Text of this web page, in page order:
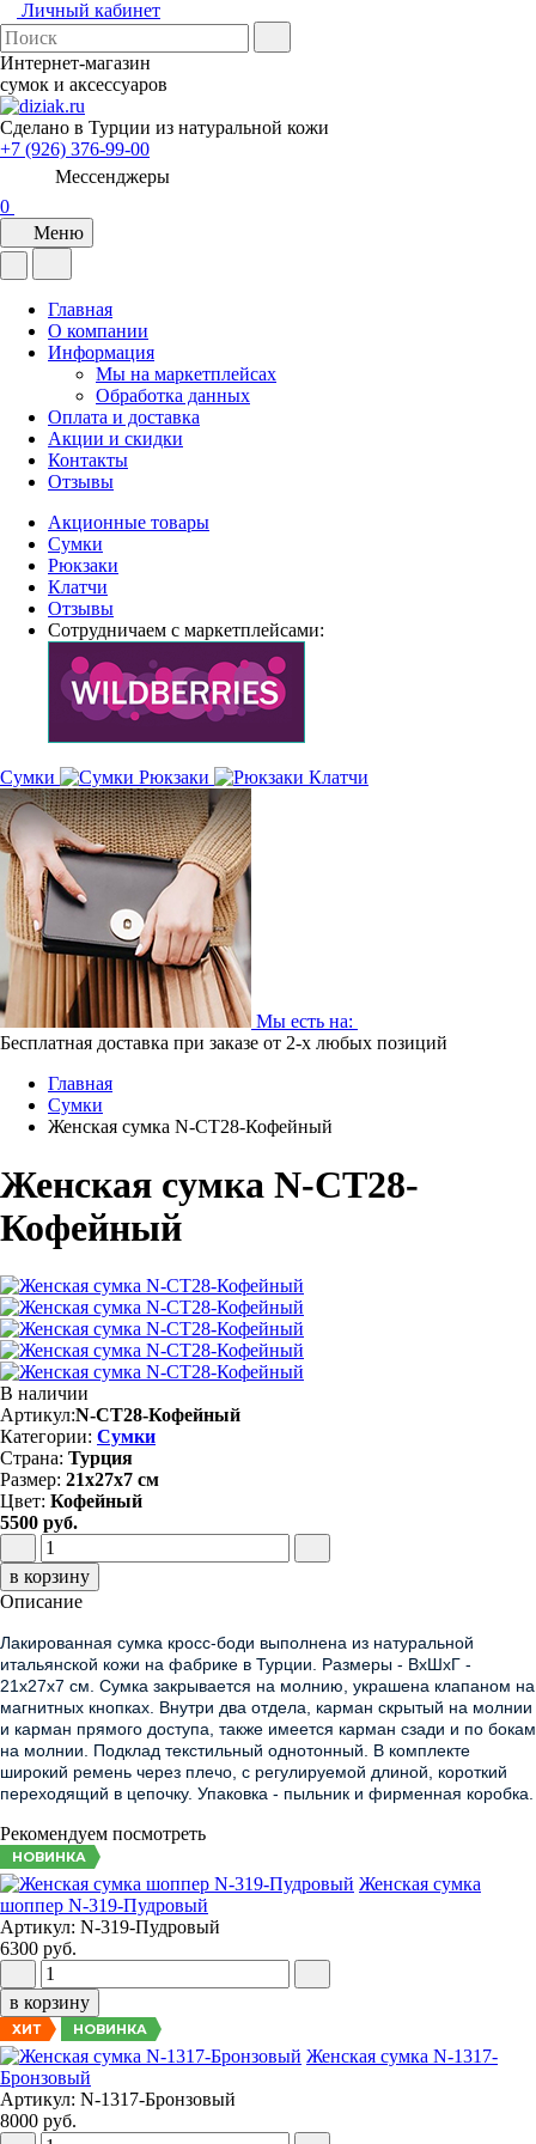
Личный кабинет
Интернет-магазин
сумок и аксессуаров
Сделано в Турции из натуральной кожи
+7 (926) 376-99-00
Мессенджеры
0
Меню
Главная
О компании
Информация
Мы на маркетплейсах
Обработка данных
Оплата и доставка
Акции и скидки
Контакты
Отзывы
Акционные товары
Сумки
Рюкзаки
Клатчи
Отзывы
Сотрудничаем с маркетплейсами:
Сумки Рюкзаки Клатчи
Мы есть на:
Бесплатная доставка при заказе от 2-х любых позиций
Главная
Сумки
Женская сумка N-CT28-Кофейный
Женская сумка N-CT28-
Кофейный
В наличии
Артикул:N-CT28-Кофейный
Категории: Сумки
Страна: Турция
Размер: 21х27х7 см
Цвет: Кофейный
5500 руб.
в корзину
Описание
Лакированная сумка кросс-боди выполнена из натуральной
итальянской кожи на фабрике в Турции. Размеры - ВхШхГ -
21х27х7 см. Сумка закрывается на молнию, украшена клапаном на
магнитных кнопках. Внутри два отдела, карман скрытый на молнии
и карман прямого доступа, также имеется карман сзади и по бокам
на молнии. Подклад текстильный однотонный. В комплекте
широкий ремень через плечо, с регулируемой длиной, короткий
переходящий в цепочку. Упаковка - пыльник и фирменная коробка.
Рекомендуем посмотреть
НОВИНКА
Женская сумка
шоппер N-319-Пудровый
Артикул: N-319-Пудровый
6300 руб.
в корзину
ХИТ НОВИНКА
Женская сумка N-1317-
Бронзовый
Артикул: N-1317-Бронзовый
8000 руб.